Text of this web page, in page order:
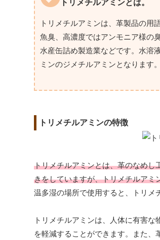
トリメチルアミンとは。
トリメチルアミンは、革製品の
魚臭、高濃度ではアンモニア様の
水産缶詰め製造業などです。水溶
ミンのジメチルアミンとなります
トリメチルアミンの特徴
トリメチルアミンとは、革のなめし
きをしていますが、トリメチルアミ
温多湿の場所で使用すると、トリメ
トリメチルアミンは、人体に有害
を軽減することができます。また、